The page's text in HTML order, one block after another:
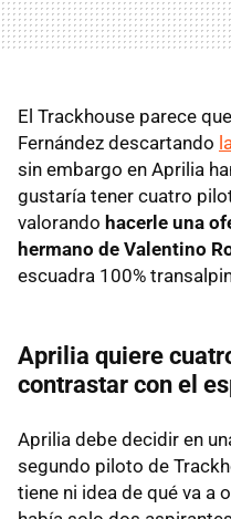
El Trackhouse parece
Fernández descartando
sin embargo en Aprilia
gustaría tener cuatro
valorando hacerle una
hermano de Valentino
escuadra 100%
Aprilia quiere
contrastar con el
Aprilia debe decidir en
segundo piloto de
tiene ni idea de qué va a